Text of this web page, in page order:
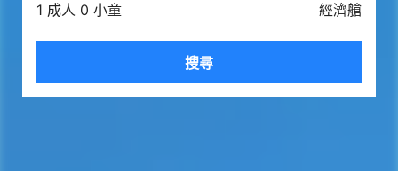
1 成人 0 小童 經濟艙
搜尋